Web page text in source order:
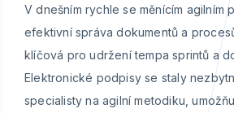
V dnešním rychle se měnícím agilním
efektivní správa dokumentů a
klíčová pro udržení tempa sprintů a
Elektronické podpisy se staly
specialisty na agilní metodiku,